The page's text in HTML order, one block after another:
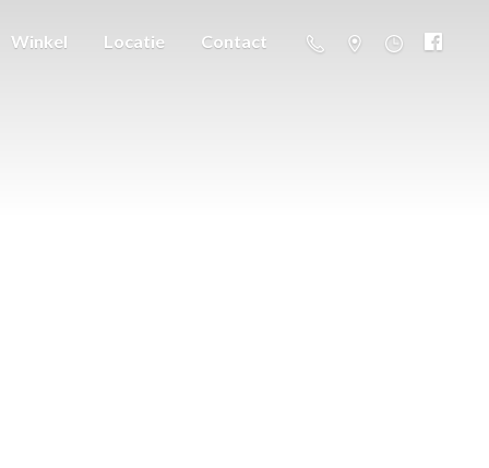
Winkel Locatie Contact